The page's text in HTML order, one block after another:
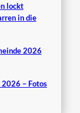
lockt
in die
2026
– Fotos